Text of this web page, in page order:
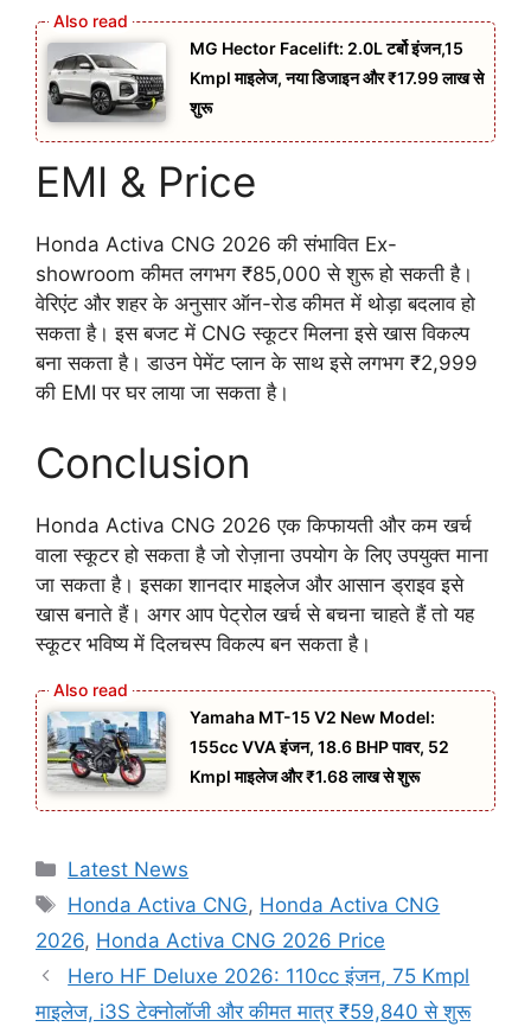
MG Hector Facelift: 2.0L टर्बो इंजन,15
Kmpl माइलेज, नया डिजाइन और ₹17.99 लाख से
शुरू
EMI & Price
Honda Activa CNG 2026 की संभावित Ex-
showroom कीमत लगभग ₹85,000 से शुरू हो सकती है।
वेरिएंट और शहर के अनुसार ऑन-रोड कीमत में थोड़ा बदलाव हो
सकता है। इस बजट में CNG स्कूटर मिलना इसे खास विकल्प
बना सकता है। डाउन पेमेंट प्लान के साथ इसे लगभग ₹2,999
की EMI पर घर लाया जा सकता है।
Conclusion
Honda Activa CNG 2026 एक किफायती और कम खर्च
वाला स्कूटर हो सकता है जो रोज़ाना उपयोग के लिए उपयुक्त माना
जा सकता है। इसका शानदार माइलेज और आसान ड्राइव इसे
खास बनाते हैं। अगर आप पेट्रोल खर्च से बचना चाहते हैं तो यह
स्कूटर भविष्य में दिलचस्प विकल्प बन सकता है।
Yamaha MT-15 V2 New Model:
155cc VVA इंजन, 18.6 BHP पावर, 52
Kmpl माइलेज और ₹1.68 लाख से शुरू
Categories
Latest News
Tags
Honda Activa CNG, Honda Activa CNG
2026, Honda Activa CNG 2026 Price
Hero HF Deluxe 2026: 110cc इंजन, 75 Kmpl
माइलेज, i3S टेक्नोलॉजी और कीमत मात्र ₹59,840 से शुरू